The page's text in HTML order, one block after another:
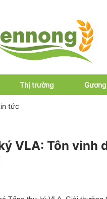
Thị trường
Quốc tế
tức
VLA: Tôn vinh